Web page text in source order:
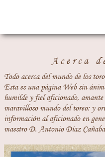
Acerca
Todo acerca del mundo de los
Esta es una página Web sin
humilde y fiel aficionado, amante
maravilloso mundo del toreo; y
información al aficionado en
maestro D. Antonio Díaz